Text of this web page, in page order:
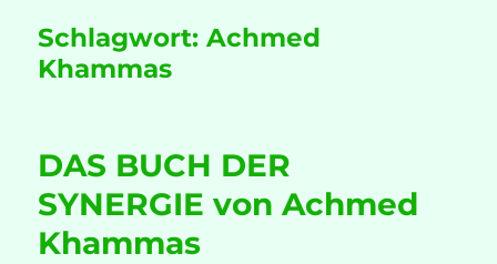
Schlagwort:Achmed
Khammas
DAS BUCH DER
SYNERGIE von Achmed
Khammas